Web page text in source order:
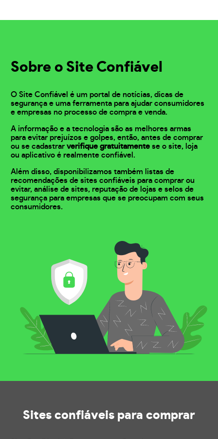
Sobre o Site Confiável
O Site Confiável é um portal de notícias, dicas de
segurança e uma ferramenta para ajudar consumidores
e empresas no processo de compra e venda.
A informação e a tecnologia são as melhores armas
para evitar prejuízos e golpes, então, antes de comprar
ou se cadastrarverifique gratuitamente se o site, loja
ou aplicativo é realmente confiável.
Além disso, disponibilizamos também listas de
recomendações de sites confiáveis para comprar ou
evitar, análise de sites, reputação de lojas e selos de
segurança para empresas que se preocupam com seus
consumidores.
Sites confiáveis para comprar